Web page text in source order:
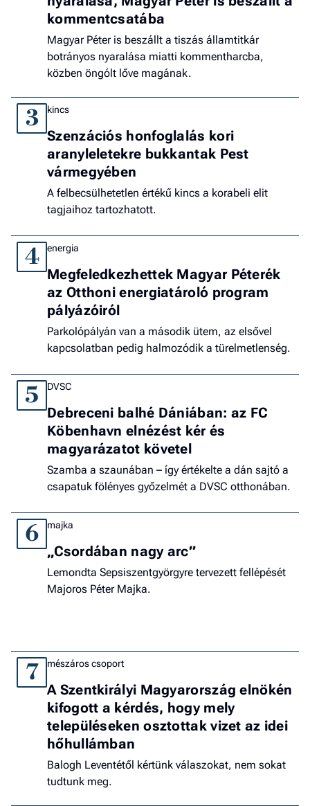
kommentcsatába
Magyar Péter is beszállt a tiszás államtitkár
botrányos nyaralása miatti kommentharcba,
közben öngólt lőve magának.
3 kincs
Szenzációs honfoglalás kori
aranyleletekre bukkantak Pest
vármegyében
A felbecsülhetetlen értékű kincs a korabeli elit
tagjaihoz tartozhatott.
4 energia
Megfeledkezhettek Magyar Péterék
az Otthoni energiatároló program
pályázóiról
Parkolópályán van a második ütem, az elsővel
kapcsolatban pedig halmozódik a türelmetlenség.
5 DVSC
Debreceni balhé Dániában: az FC
Köbenhavn elnézést kér és
magyarázatot követel
Szamba a szaunában – így értékelte a dán sajtó a
csapatuk fölényes győzelmét a DVSC otthonában.
6 majka
„Csordában nagy arc”
Lemondta Sepsiszentgyörgyre tervezett fellépését
Majoros Péter Majka.
7 mészáros csoport
A Szentkirályi Magyarország elnökén
kifogott a kérdés, hogy mely
településeken osztottak vizet az idei
hőhullámban
Balogh Leventétől kértünk válaszokat, nem sokat
tudtunk meg.